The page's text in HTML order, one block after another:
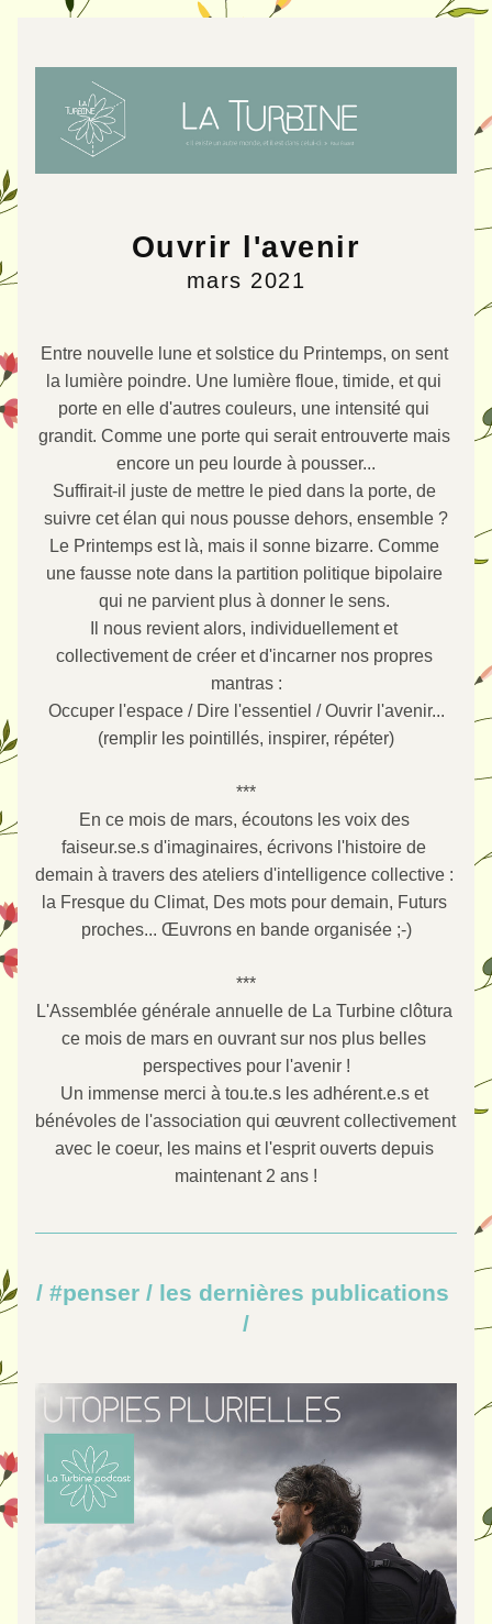
Ouvrir l'avenir
mars 2021
Entre nouvelle lune et solstice du Printemps, on sent
la lumière poindre. Une lumière floue, timide, et qui
porte en elle d'autres couleurs, une intensité qui
grandit. Comme une porte qui serait entrouverte mais
encore un peu lourde à pousser...
Suffirait-il juste de mettre le pied dans la porte, de
suivre cet élan qui nous pousse dehors, ensemble ?
Le Printemps est là, mais il sonne bizarre. Comme
une fausse note dans la partition politique bipolaire
qui ne parvient plus à donner le sens.
Il nous revient alors, individuellement et
collectivement de créer et d'incarner nos propres
mantras :
Occuper l'espace / Dire l'essentiel / Ouvrir l'avenir...
(remplir les pointillés, inspirer, répéter)
***
En ce mois de mars, écoutons les voix des
faiseur.se.s d'imaginaires, écrivons l'histoire de
demain à travers des ateliers d'intelligence collective :
la Fresque du Climat, Des mots pour demain, Futurs
proches... Œuvrons en bande organisée ;-)
***
ce mois de mars en ouvrant sur nos plus belles
perspectives pour l'avenir !
Un immense merci à tou.te.s les adhérent.e.s et
bénévoles de l'association qui œuvrent collectivement
avec le coeur, les mains et l'esprit ouverts depuis
maintenant 2 ans !
/ #penser / les dernières publications
/